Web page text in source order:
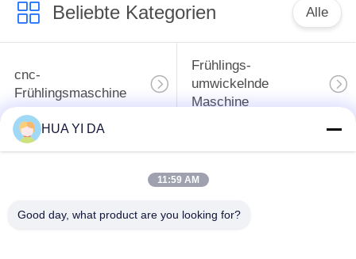
Beliebte Kategorien Alle
cnc-
Frühlingsmaschine
Frühlings-
umwickelnde
Maschine
Frühlings-
Maschine
HUA YI DA
11:59 AM
Good day, what product are you looking for?